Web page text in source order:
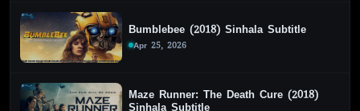
Bumblebee (2018) Sinhala Subtitle
Apr 25, 2026
Maze Runner: The Death Cure (2018)
Sinhala Subtitle